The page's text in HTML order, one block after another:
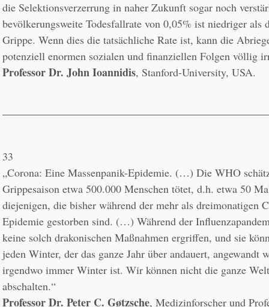
die Selektionsverzerrung in naher Zukunft sogar noch
bevölkerungsweite Todesfallrate von 0,05% ist niedriger als
Grippe. Wenn dies die tatsächliche Rate ist, kann die
Professor Dr. John Ioannidis, Stanford-University, USA.
33
„Corona: Eine Massenpanik-Epidemie. (…) Die WHO
Grippesaison etwa 500.000 Menschen tötet, d.h. etwa 50
diejenigen, die bisher während der mehr als dreimonatigen
Epidemie gestorben sind. (…) Während der
keine solch drakonischen Maßnahmen ergriffen, und sie
jeden Winter, der das ganze Jahr über andauert, angewandt
irgendwo immer Winter ist. Wir können nicht die ganze
Professor Dr. Peter C. Gøtzsche, Medizinforscher und